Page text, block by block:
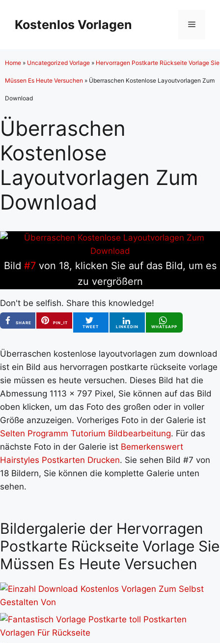
Inhalt
springen
Kostenlos Vorlagen Menü
Home » Uncategorized Vorlage » Hervorragen Postkarte Rückseite Vorlage Sie
Müssen Es Heute Versuchen » Überraschen Kostenlose Layoutvorlagen Zum
Download
Überraschen
Kostenlose
Layoutvorlagen Zum
Download
Bild #7von 18, klicken Sie auf das Bild, um es
zu vergrößern
Don't be selfish. Share this knowledge!
SHARE
PIN_IT
TWEET
LINKEDIN WHATSAPP
Überraschen kostenlose layoutvorlagen zum download
ist ein Bild aus hervorragen postkarte rückseite vorlage
sie müssen es heute versuchen. Dieses Bild hat die
Abmessung 1113 x 797 Pixel, Sie können auf das Bild
oben klicken, um das Foto des großen oder in voller
Größe anzuzeigen. Vorheriges Foto in der Galerie ist
Selten Programm Tutorium Bildbearbeitung. Für das
nächste Foto in der Galerie ist Bemerkenswert
Hairstyles Postkarten Drucken. Sie sehen Bild #7 von
18 Bildern, Sie können die komplette Galerie unten
sehen.
Bildergalerie der Hervorragen
Postkarte Rückseite Vorlage Sie
Müssen Es Heute Versuchen